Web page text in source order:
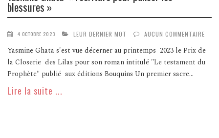
blessures »
4 OCTOBRE 2023 LEUR DERNIER MOT AUCUN COMMENTAIRE
Yasmine Ghata s'est vue décerner au printemps 2023 le Prix de
la Closerie des Lilas pour son roman intitulé "Le testament du
Prophète" publié aux éditions Bouquins Un premier sacre...
Lire la suite ...